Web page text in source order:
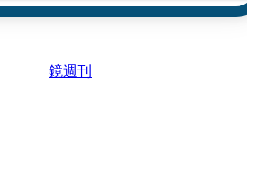
鏡週刊